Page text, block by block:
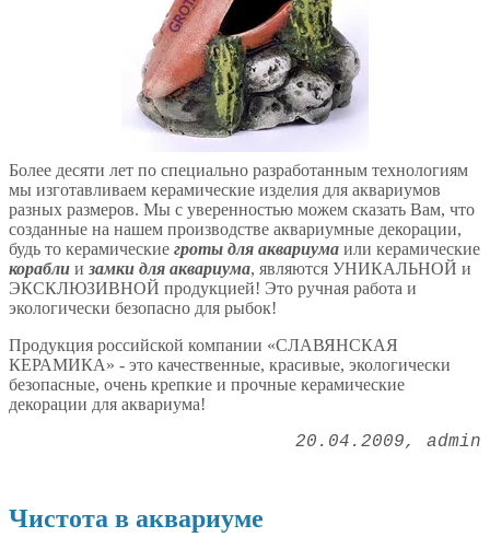
Более десяти лет по специально разработанным технологиям
мы изготавливаем керамические изделия для аквариумов
разных размеров. Мы с уверенностью можем сказать Вам, что
созданные на нашем производстве аквариумные декорации,
будь то керамические гроты для аквариума или керамические
корабли и замки для аквариума, являются УНИКАЛЬНОЙ и
ЭКСКЛЮЗИВНОЙ продукцией! Это ручная работа и
экологически безопасно для рыбок!
Продукция российской компании «СЛАВЯНСКАЯ
КЕРАМИКА» - это качественные, красивые, экологически
безопасные, очень крепкие и прочные керамические
декорации для аквариума!
20.04.2009 admin
Чистота в аквариуме